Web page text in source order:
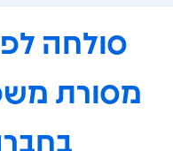
סולחה
מסורת